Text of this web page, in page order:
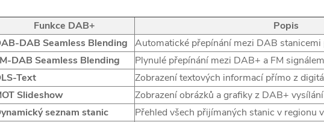
Funkce DAB+
Popis
DAB Seamless Blending Automatické přepínání mezi DAB
DAB Seamless Blending
Plynulé přepínání mezi DAB+ a FM signálem
Text
Zobrazení textových informací přímo z
Slideshow
Zobrazení obrázků a grafiky z DAB+ vysílání
seznam stanic
Přehled všech přijímaných stanic v regionu